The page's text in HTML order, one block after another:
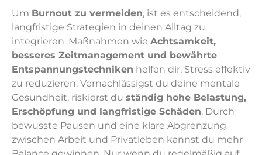
Um Burnout zu vermeiden, ist es entscheidend,
langfristige Strategien in deinen Alltag zu
integrieren. Maßnahmen wie Achtsamkeit,
besseres Zeitmanagement und bewährte
Entspannungstechniken helfen dir, Stress effektiv
zu reduzieren. Vernachlässigst du deine mentale
Gesundheit, riskierst du ständig hohe Belastung,
Erschöpfung und langfristige Schäden. Durch
bewusste Pausen und eine klare Abgrenzung
zwischen Arbeit und Privatleben kannst du mehr